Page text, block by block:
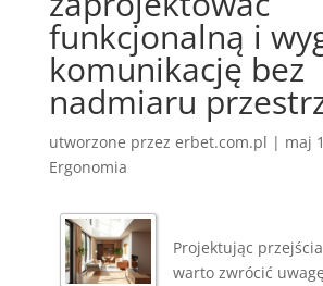
funkcjonalną i
komunikację bez
nadmiaru
utworzone przez erbet.com.pl | maj
Ergonomia
Projektując
warto zwrócić